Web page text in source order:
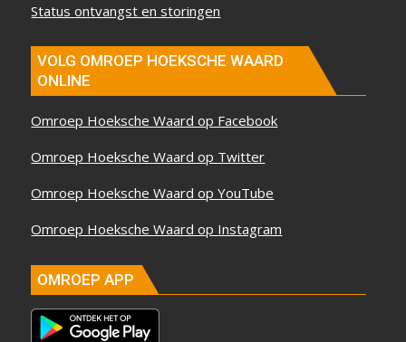
Status ontvangst en storingen
VOLG OMROEP HOEKSCHE WAARD
ONLINE
Omroep Hoeksche Waard op Facebook
Omroep Hoeksche Waard op Twitter
Omroep Hoeksche Waard op YouTube
Omroep Hoeksche Waard op Instagram
OMROEP APP